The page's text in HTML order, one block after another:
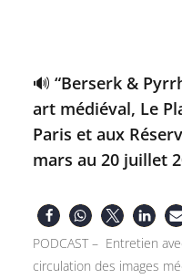
🔊 “Berserk &
art médiéval, Le
Paris et aux
mars au 20 juillet
PODCAST – Entretien
circulation des images